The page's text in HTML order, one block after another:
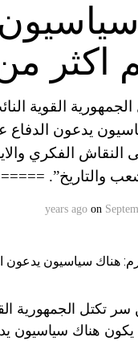
اكثر
القوية
يدعون الدفاع
الفكري
والتاريخ”.
on
سر تكتل الجمهورية
يكون هناك سياسيون